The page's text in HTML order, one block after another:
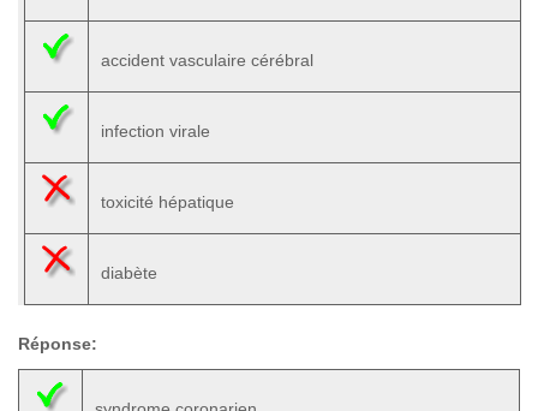
accident vasculaire cérébral
infection virale
toxicité hépatique
diabète
Réponse: